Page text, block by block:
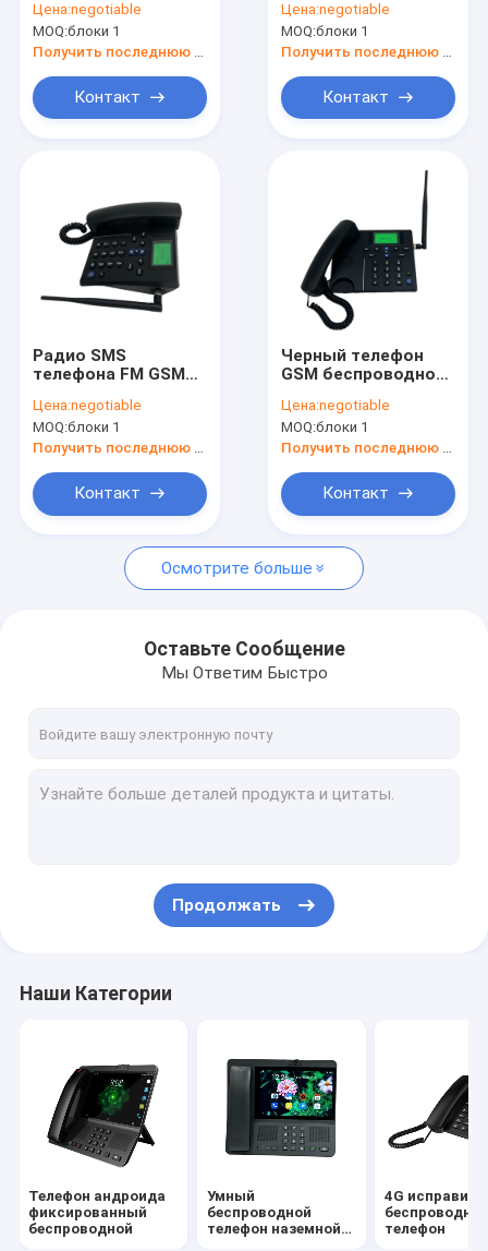
О нас
Путешествие фабрики
Shopping
Телефон андроида фиксированный беспроводной
4G исправило беспроводной телефон
Телефон SIM-карты беспроводной
Фиксированный беспроводной телефон с Точкой доступа
маршрутизатор 4G WIFI LTE
удваивает батарея
SIM-карты 1000mAh
Цена:negotiable
MOQ:блоки 1
Получить последнюю цену
Контакт
настольный с
двойной SIM-картой
Цена:negotiable
MOQ:блоки 1
Получить последнюю цену
Контакт
Радио SMS
телефона FM GSM
беспроводное
настольное только
Цена:negotiable
MOQ:блоки 1
Получить последнюю цену
Контакт
Черный телефон
GSM беспроводной
GSM SIM основал
телефон
Цена:negotiable
MOQ:блоки 1
Получить последнюю цену
Контакт
Осмотрите больше
Оставьте Сообщение
Мы Ответим Быстро
Продолжать
Наши Категории
Телефон андроида
фиксированный
беспроводной
Умный
беспроводной
телефон наземной
4G исправило
телефон